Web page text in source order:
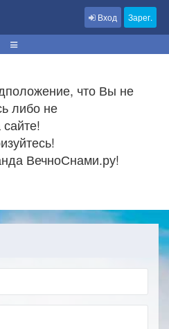
Вход Зарег.
что Вы не
либо не
ВечноСнами.ру!